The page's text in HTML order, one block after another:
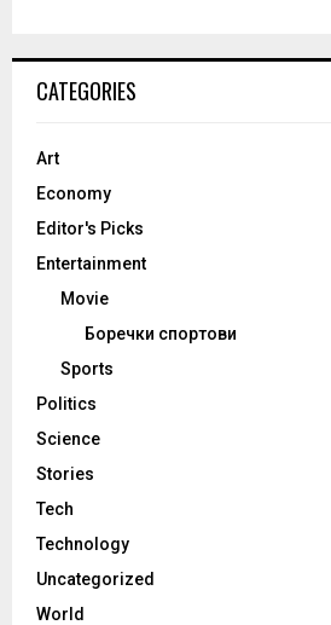
CATEGORIES
Art
Economy
Editor's Picks
Entertainment
Movie
Боречки спортови
Sports
Politics
Science
Stories
Tech
Technology
Uncategorized
World